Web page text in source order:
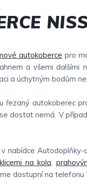
autokoberce pro
a všemi dalšími
a úchytným bodům
řezaný autokoberec
dostat nemá. V
nabídce
na kola,
dostupní na telefonu